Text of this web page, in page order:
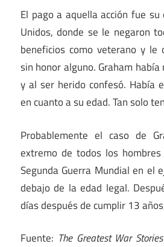
El pago a aquella acción fue
Unidos, donde se le negaron
beneficios como veterano y le
sin honor alguno. Graham
y al ser herido confesó. Había
en cuanto a su edad. Tan solo
Probablemente el caso de
extremo de todos los
Segunda Guerra Mundial en el
debajo de la edad legal.
días después de cumplir 13
Fuente: The Greatest War